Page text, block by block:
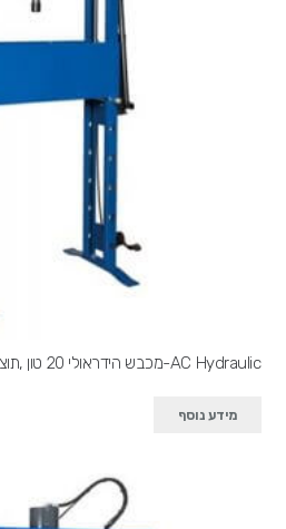
AC Hydraulic-מכבש הידראולי 20 טון ,תוצרת דנמרק
מידע נוסף